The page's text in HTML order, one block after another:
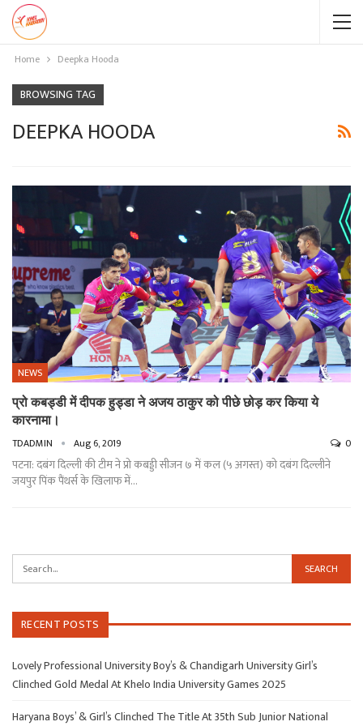
Home Deepka Hooda
BROWSING TAG
DEEPKA HOODA
NEWS
प्रो कबड्डी में दीपक हुड्डा ने अजय ठाकुर को पीछे छोड़ कर किया ये
कारनामा।
TDADMIN Aug 6, 2019 0
पटना: दबंग दिल्ली की टीम ने प्रो कबड्डी सीजन ७ में कल (५ अगस्त) को दबंग दिल्लीने
जयपुर पिंक पैंथर्स के खिलाफ में…
RECENT POSTS
Lovely Professional University Boy’s & Chandigarh University Girl’s
Clinched Gold Medal At Khelo India University Games 2025
Haryana Boys’ & Girl’s Clinched The Title At 35th Sub Junior National